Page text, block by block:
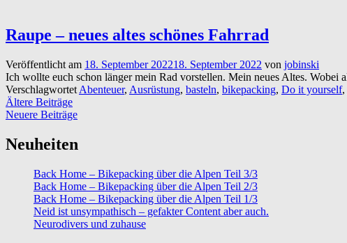
Raupe – neues altes schönes Fahrrad
Veröffentlicht am 18. September 202218. September 2022 von jobinski
Ich wollte euch schon länger mein Rad vorstellen. Mein neues Altes.
Verschlagwortet Abenteuer, Ausrüstung, basteln, bikepacking, Do it yourself,
Beitragsnavigation
Ältere Beiträge
Neuere Beiträge
Neuheiten
Back Home – Bikepacking über die Alpen Teil 3/3
Back Home – Bikepacking über die Alpen Teil 2/3
Back Home – Bikepacking über die Alpen Teil 1/3
Neid ist unsympathisch – gefakter Content aber auch.
Neurodivers und zuhause